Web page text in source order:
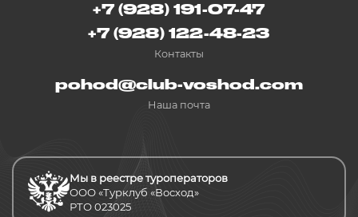
+7 (928) 191-07-47
+7 (928) 122-48-23
Контакты
pohod@club-voshod.com
Наша почта
Мы в реестре туроператоров
ООО «Турклуб «Восход»
РТО 023025